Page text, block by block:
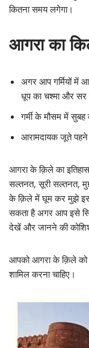
कितना समय लगेगा।
आगरा का
अगर आप गर्मियों में
धूप का चश्मा और
गर्मी के मौसम में
आरामदायक जूते पहने
आगरा के क़िले का
सल्तनत, सूरी सल्तनत,
के क़िले में घूम कर मुझे इस
सकता है अगर आप इसे
देखें और जानने की
आपको आगरा के क़िले को
शामिल करना चाहिए।